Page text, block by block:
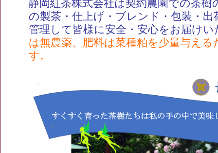
静岡紅茶株式会社は契約農園での茶樹
の製茶・仕上げ・ブレンド・包装・出
管理して皆様に安全・安心をお届け
は無農薬、肥料は菜種粕を少量与える
す。